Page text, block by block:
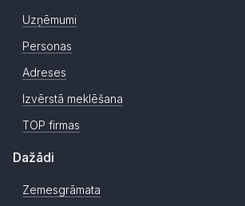
Uzņēmumi
Personas
Adreses
Izvērstā meklēšana
TOP firmas
Dažādi
Zemesgrāmata